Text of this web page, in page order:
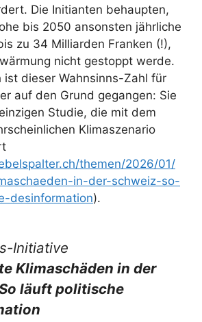
Die Initianten behaupten,
bis 2050 ansonsten jährliche
zu 34 Milliarden Franken (!),
nicht gestoppt werde.
ist dieser Wahnsinns-Zahl für
auf den Grund gegangen: Sie
Studie, die mit dem
Klimaszenario
themen/2026/01/
in-der-schweiz-so-
desinformation).
Initiative
Klimaschäden in der
läuft politische